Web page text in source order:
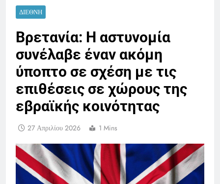
ΔΙΕΘΝΉ
Βρετανία: Η αστυνομία
συνέλαβε έναν ακόμη
ύποπτο σε σχέση με τις
επιθέσεις σε χώρους της
εβραϊκής κοινότητας
27 Απριλίου 2026 1 Mins